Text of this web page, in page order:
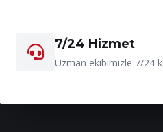
7/24 Hizmet
Uzman ekibimizle 7/24